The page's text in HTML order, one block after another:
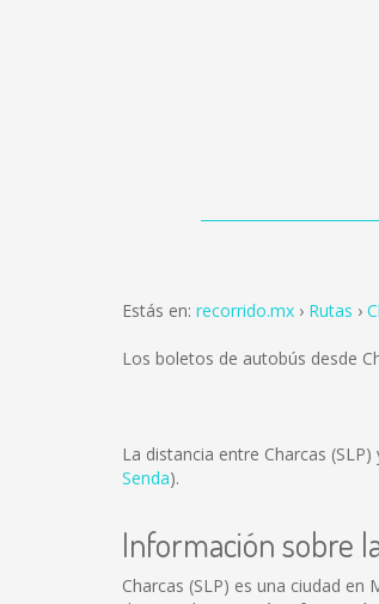
Estás en: recorrido.mx Rutas
Los boletos de autobús desde
La distancia entre Charcas (SLP)
Senda).
Información sobre
Charcas (SLP) es una ciudad